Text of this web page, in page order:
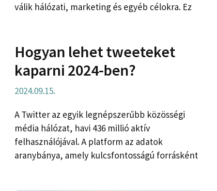
válik hálózati, marketing és egyéb célokra. Ez
Hogyan lehet tweeteket
kaparni 2024-ben?
2024.09.15.
A Twitter az egyik legnépszerűbb közösségi
média hálózat, havi 436 millió aktív
felhasználójával. A platform az adatok
aranybánya, amely kulcsfontosságú forrásként